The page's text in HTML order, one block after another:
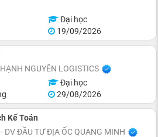
Đại học
19/09/2026
NGUYÊN LOGISTICS
Đại học
29/08/2026
Kế Toán
DV ĐẦU TƯ ĐỊA ỐC QUANG MINH